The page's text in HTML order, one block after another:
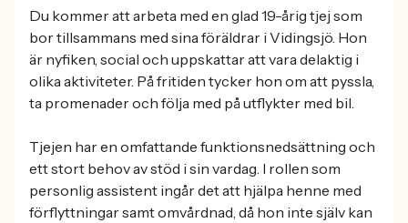
Du kommer att arbeta med en glad 19-årig tjej som
bor tillsammans med sina föräldrar i Vidingsjö. Hon
är nyfiken, social och uppskattar att vara delaktig i
olika aktiviteter. På fritiden tycker hon om att pyssla,
ta promenader och följa med på utflykter med bil.
Tjejen har en omfattande funktionsnedsättning och
ett stort behov av stöd i sin vardag. I rollen som
personlig assistent ingår det att hjälpa henne med
förflyttningar samt omvårdnad, då hon inte själv kan